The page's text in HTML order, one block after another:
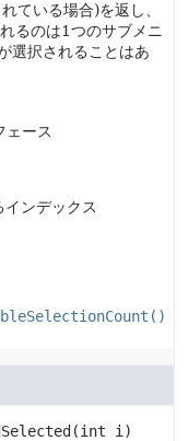
ている場合)を返し、
るのは1つのサブメニ
選択されることはあ
ェース
ンデックス
(int i)